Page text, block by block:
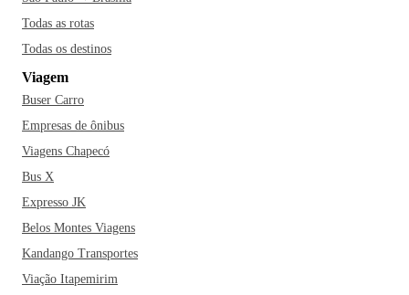
Todas as rotas
Todas os destinos
Viagem
Buser Carro
Empresas de ônibus
Viagens Chapecó
Bus X
Expresso JK
Belos Montes Viagens
Kandango Transportes
Viação Itapemirim